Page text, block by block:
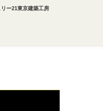
ー21東京建築工房